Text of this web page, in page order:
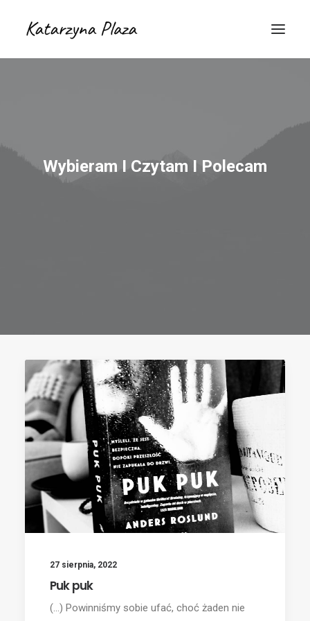
Wybieram I Czytam I Polecam
27 sierpnia, 2022
Puk puk
(...) Powinniśmy sobie ufać, choć żaden nie